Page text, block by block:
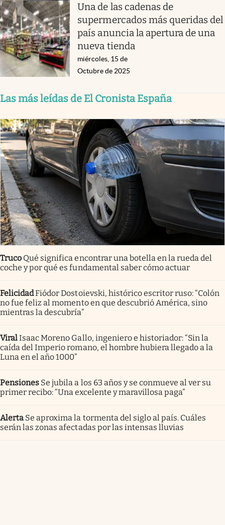
Una de las cadenas de
supermercados más queridas del
país anuncia la apertura de una
nueva tienda
miércoles, 15 de
Octubre de 2025
Las más leídas de El Cronista España
Truco Qué significa encontrar una botella en la rueda del
coche y por qué es fundamental saber cómo actuar
FelicidadFiódor Dostoievski, histórico escritor ruso: “Colón
no fue feliz al momento en que descubrió América, sino
mientras la descubría”
ViralIsaac Moreno Gallo, ingeniero e historiador: “Sin la
caída del Imperio romano, el hombre hubiera llegado a la
Luna en el año 1000”
Pensiones Se jubila a los 63 años y se conmueve al ver su
primer recibo: “Una excelente y maravillosa paga”
Alerta Se aproxima la tormenta del siglo al país. Cuáles
serán las zonas afectadas por las intensas lluvias